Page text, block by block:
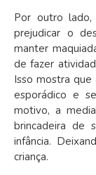
Por outro
prejudicar o
manter
de fazer
Isso mostra
esporádico e
motivo, a
brincadeira de
infância.
criança.